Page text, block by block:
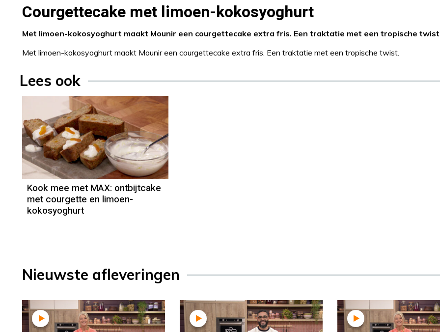
Courgettecake met limoen-kokosyoghurt
Met limoen-kokosyoghurt maakt Mounir een courgettecake extra fris. Een traktatie met een tropische
Met limoen-kokosyoghurt maakt Mounir een courgettecake extra fris. Een traktatie met een tropische twist.
Lees ook
Kook mee met MAX: ontbijtcake
met courgette en limoen-
kokosyoghurt
Nieuwste afleveringen